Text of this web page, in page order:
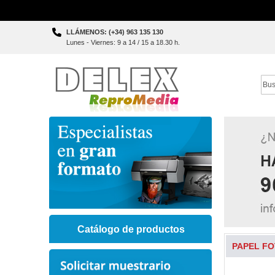
Skip
LLÁMENOS: (+34) 963 135 130
Lunes - Viernes: 9 a 14 / 15 a 18.30 h.
PAPEL
Catálogo de productos